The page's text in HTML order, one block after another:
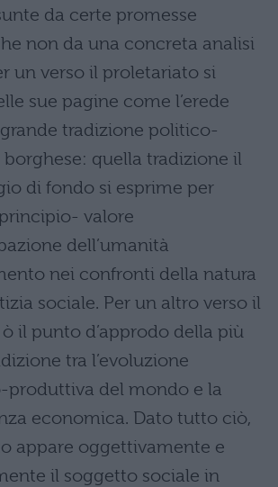
da certe promesse
non da una concreta analisi
un verso il proletariato si
sue pagine come l’erede
tradizione politico-
quella tradizione il
di fondo si esprime per
valore
dell’umanità
nei confronti della natura
sociale. Per un altro verso il
il punto d’approdo della più
tra l’evoluzione
del mondo e la
economica. Dato tutto ciò,
appare oggettivamente e
il soggetto sociale in